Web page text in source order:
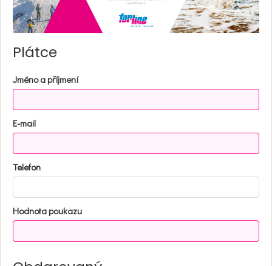
Plátce
Jméno a příjmení
E-mail
Telefon
Hodnota poukazu